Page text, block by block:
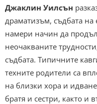
Джаклин Уилсън
драматизъм, съдбата на
намери начин да
неочакваните
съдбата. Типичните
техните родители са
на близки хора и
братя и сестри, както и